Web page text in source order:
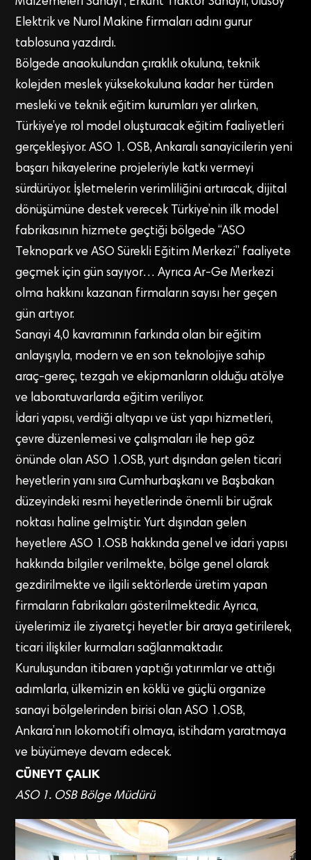
Elektrik ve Nurol Makine firmaları adını gurur
tablosuna yazdırdı.
Bölgede anaokulundan çıraklık okuluna, teknik
kolejden meslek yüksekokuluna kadar her türden
mesleki ve teknik eğitim kurumları yer alırken,
Türkiye’ye rol model oluşturacak eğitim faaliyetleri
gerçekleşiyor. ASO 1. OSB, Ankaralı sanayicilerin yeni
başarı hikayelerine projeleriyle katkı vermeyi
sürdürüyor. İşletmelerin verimliliğini artıracak, dijital
dönüşümüne destek verecek Türkiye’nin ilk model
fabrikasının hizmete geçtiği bölgede “ASO
Teknopark ve ASO Sürekli Eğitim Merkezi” faaliyete
geçmek için gün sayıyor… Ayrıca Ar-Ge Merkezi
olma hakkını kazanan firmaların sayısı her geçen
gün artıyor.
Sanayi 4,0 kavramının farkında olan bir eğitim
anlayışıyla, modern ve en son teknolojiye sahip
araç-gereç, tezgah ve ekipmanların olduğu atölye
ve laboratuvarlarda eğitim veriliyor.
İdari yapısı, verdiği altyapı ve üst yapı hizmetleri,
çevre düzenlemesi ve çalışmaları ile hep göz
önünde olan ASO 1.OSB, yurt dışından gelen ticari
heyetlerin yanı sıra Cumhurbaşkanı ve Başbakan
düzeyindeki resmi heyetlerinde önemli bir uğrak
noktası haline gelmiştir. Yurt dışından gelen
heyetlere ASO 1.OSB hakkında genel ve idari yapısı
hakkında bilgiler verilmekte, bölge genel olarak
gezdirilmekte ve ilgili sektörlerde üretim yapan
firmaların fabrikaları gösterilmektedir. Ayrıca,
üyelerimiz ile ziyaretçi heyetler bir araya getirilerek,
ticari ilişkiler kurmaları sağlanmaktadır.
Kuruluşundan itibaren yaptığı yatırımlar ve attığı
adımlarla, ülkemizin en köklü ve güçlü organize
sanayi bölgelerinden birisi olan ASO 1.OSB,
Ankara’nın lokomotifi olmaya, istihdam yaratmaya
ve büyümeye devam edecek.
CÜNEYT ÇALIK
ASO 1. OSB Bölge Müdürü